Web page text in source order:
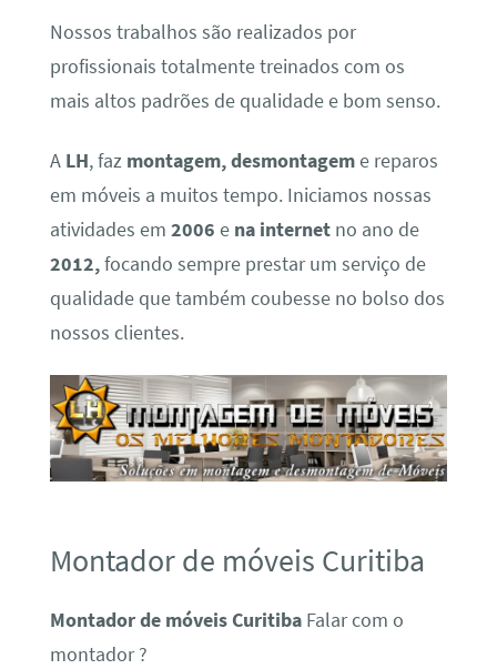
Nossos trabalhos são realizados por
profissionais totalmente treinados com os
mais altos padrões de qualidade e bom senso.
A LH, faz montagem, desmontageme reparos
em móveis a muitos tempo. Iniciamos nossas
atividades em 2006 e na internetno ano de
2012,focando sempre prestar um serviço de
qualidade que também coubesse no bolso dos
nossos clientes.
Montador de móveis Curitiba
Montador de móveis CuritibaFalar com o
montador ?